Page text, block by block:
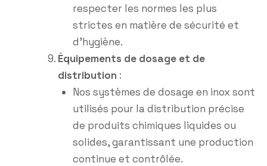
respecter les normes les plus
strictes en matière de sécurité et
d’hygiène.
Équipements de dosage et de
distribution :
Nos systèmes de dosage en inox sont
utilisés pour la distribution précise
de produits chimiques liquides ou
solides, garantissant une production
continue et contrôlée.